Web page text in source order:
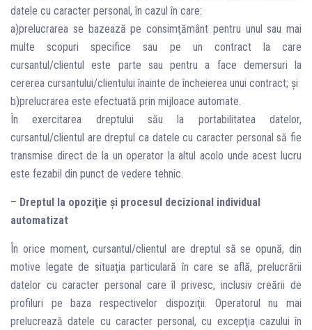
datele cu caracter personal, în cazul în care:
a)prelucrarea se bazează pe consimţământ pentru unul sau mai
multe scopuri specifice sau pe un contract la care
cursantul/clientul este parte sau pentru a face demersuri la
cererea cursantului/clientului înainte de încheierea unui contract; şi
b)prelucrarea este efectuată prin mijloace automate.
În exercitarea dreptului său la portabilitatea datelor,
cursantul/clientul are dreptul ca datele cu caracter personal să fie
transmise direct de la un operator la altul acolo unde acest lucru
este fezabil din punct de vedere tehnic.
– Dreptul la opoziţie şi procesul decizional individual
automatizat
În orice moment, cursantul/clientul are dreptul să se opună, din
motive legate de situaţia particulară în care se află, prelucrării
datelor cu caracter personal care îl privesc, inclusiv creării de
profiluri pe baza respectivelor dispoziţii. Operatorul nu mai
prelucrează datele cu caracter personal, cu excepţia cazului în